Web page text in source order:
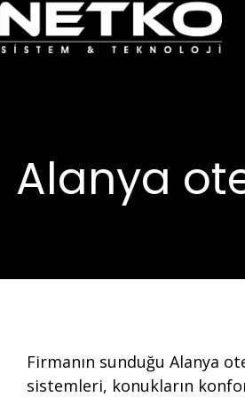
Alanya
Firmanın sunduğu Alanya
sistemleri, konukların